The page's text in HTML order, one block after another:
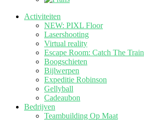
Activiteiten
NEW: PIXL Floor
Lasershooting
Virtual reality
Escape Room: Catch The Train
Boogschieten
Bijlwerpen
Expeditie Robinson
Gellyball
Cadeaubon
Bedrijven
Teambuilding Op Maat